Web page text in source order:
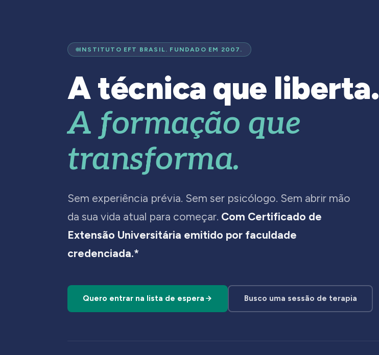
INSTITUTO EFT BRASIL. FUNDADO EM 2007.
A técnica que liberta.
A formação que
transforma.
Sem experiência prévia. Sem ser psicólogo. Sem abrir mão
da sua vida atual para começar. Com Certificado de
Extensão Universitária emitido por faculdade
credenciada.*
Quero entrar na lista de espera Busco uma sessão de terapia